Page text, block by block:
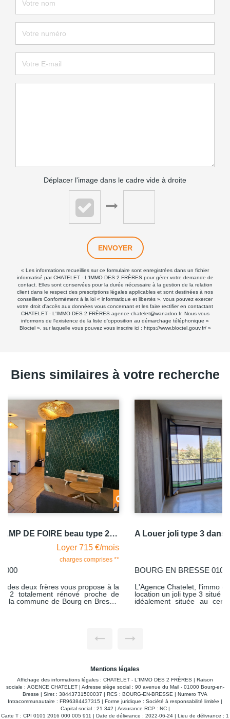
Déplacer l'image dans le cadre vide à droite
ENVOYER
« Les informations recueillies sur ce formulaire sont enregistrées dans un fichier
informatisé par CHATELET - L'IMMO DES 2 FRÈRES pour gérer votre demande de
contact. Elles sont conservées pour la durée nécessaire à la gestion de la relation
client dans le respect des prescriptions légales applicables et sont destinées à nos
conseillers Conformément à la loi « informatique et libertés », vous pouvez exercer
votre droit d'accès aux données vous concernant et les faire rectifier en contactant
CHATELET - L'IMMO DES 2 FRÈRES agence-chatelet@wanadoo.fr. Nous vous
informons de l'existence de la liste d'opposition au démarchage téléphonique «
Bloctel », sur laquelle vous pouvez vous inscrire ici : https://www.bloctel.gouv.fr/»
Biens similaires à votre recherche
A Louer joli type 3 dans copropriété de standing à 5 mn du centre ville de BOURG EN BRESSE
BOURG EN BRESSE 01000
L'Agence Chatelet, l'immo des deux frères vous propose à la
location un joli type 3 situé au 6 ème étage d'une copropriété
idéalement située au centre ville avec espaces verts et
cuisine aménagée et équipée, salon -séjour avec accès au
d'isolation en façade il y a environ 6 ans, d'où un dpe en C.
Une climatisation sera installée sur le mois d'octobre.
Chauffage collectif au sol - Avec comme dépendance une
cave, stationnement non nominatif . Gros plus la copropriété
dispose d'une parking fermé par portail électrique. Vous vous
trouvez à deux pas des commerces, des bus, école
élémentaires , de l'université l Lyon III. Libre de suite
Mentions légales
Affichage des informations légales : CHATELET - L'IMMO DES 2 FRÈRES | Raison
sociale : AGENCE CHATELET | Adresse siège social : 90 avenue du Mail - 01000 Bourg-en-
Bresse | Siret : 38443731500037 | RCS : BOURG-EN-BRESSE | Numero TVA
Intracommunautaire : FR96384437315 | Forme juridique : Société à responsabilité limitée |
Capital social : 21 342 | Assurance RCP : NC |
Carte T : CPI 0101 2016 000 005 911 | Date de délivrance : 2022-06-24 | Lieu de délivrance : 1